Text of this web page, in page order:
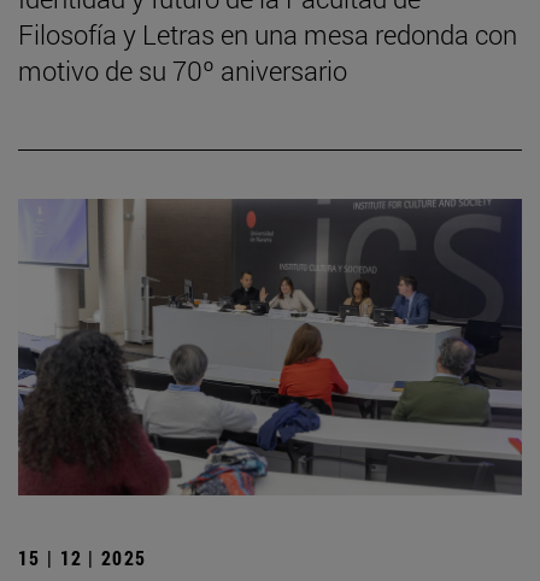
Filosofía y Letras en una mesa redonda con
motivo de su 70º aniversario
15 | 12 | 2025